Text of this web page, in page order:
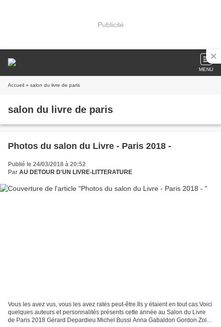
Publicité
MENU
Accueil » salon du livre de paris
salon du livre de paris
Photos du salon du Livre - Paris 2018 -
Publié le 24/03/2018 à 20:52
Par AU DETOUR D'UN LIVRE-LITTERATURE
Vous les avez vus, vous les avez ratés peut-être.Ils y étaient en tout cas.Voici
quelques auteurs et personnalités présents cette année au Salon du Livre
de Paris 2018 Gérard Depardieu Michel Bussi Anna Gabaldon Gordon Zola